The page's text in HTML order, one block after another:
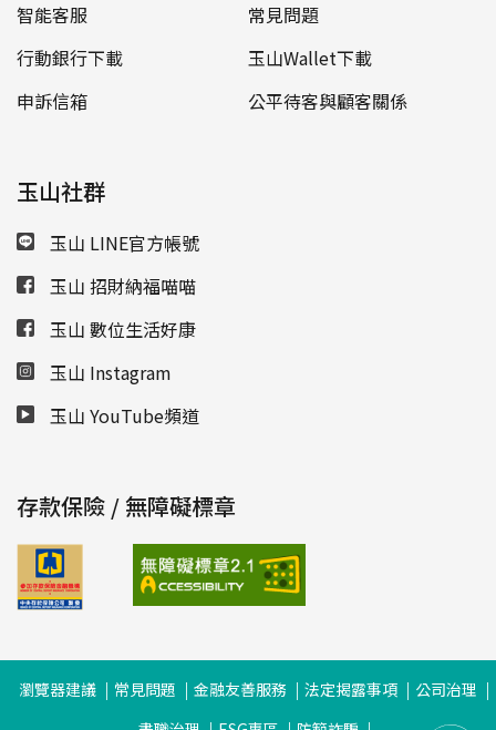
智能客服
常見問題
行動銀行下載
玉山Wallet下載
申訴信箱
公平待客與顧客關係
玉山社群
玉山 LINE官方帳號
玉山 招財納福喵喵
玉山 數位生活好康
玉山 Instagram
玉山 YouTube頻道
存款保險 / 無障礙標章
瀏覽器建議 常見問題 金融友善服務 法定揭露事項
公司治理